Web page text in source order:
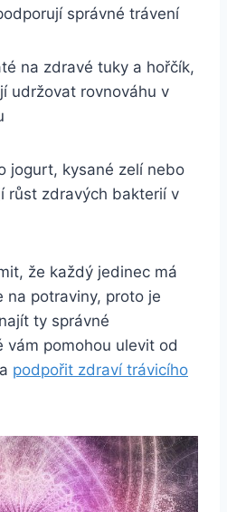
správné trávení
na zdravé tuky a hořčík,
udržovat rovnováhu v
jogurt, kysané zelí nebo
růst zdravých bakterií v
že každý jedinec má
na potraviny, proto je
ty správné
vám pomohou ulevit od
podpořit zdraví trávicího